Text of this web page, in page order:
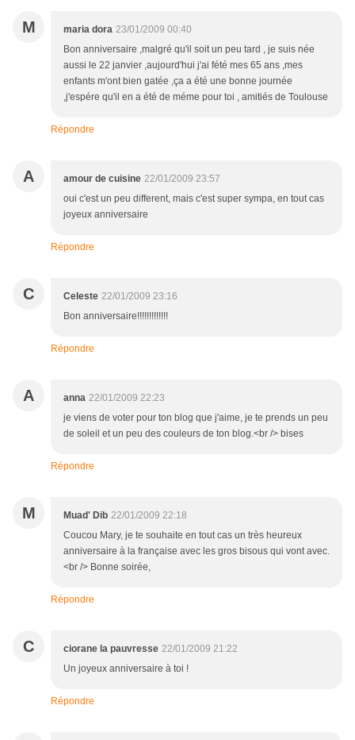
M maria dora 23/01/2009 00:40
Bon anniversaire ,malgré qu'il soit un peu tard , je suis née
aussi le 22 janvier ,aujourd'hui j'ai fété mes 65 ans ,mes
enfants m'ont bien gatée ,ça a été une bonne journée
,j'espére qu'il en a été de méme pour toi , amitiés de Toulouse
Répondre
A amour de cuisine 22/01/2009 23:57
oui c'est un peu different, mais c'est super sympa, en tout cas
joyeux anniversaire
Répondre
C Celeste 22/01/2009 23:16
Bon anniversaire!!!!!!!!!!!!!
Répondre
A anna 22/01/2009 22:23
je viens de voter pour ton blog que j'aime, je te prends un peu
de soleil et un peu des couleurs de ton blog.<br /> bises
Répondre
M Muad' Dib 22/01/2009 22:18
Coucou Mary, je te souhaite en tout cas un très heureux
anniversaire à la française avec les gros bisous qui vont avec.
<br /> Bonne soirée,
Répondre
C ciorane la pauvresse 22/01/2009 21:22
Un joyeux anniversaire à toi !
Répondre